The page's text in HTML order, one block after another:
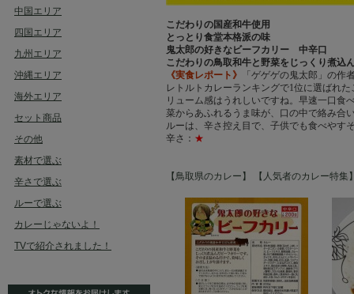
中国エリア
四国エリア
九州エリア
沖縄エリア
海外エリア
セット商品
その他
素材で選ぶ
辛さで選ぶ
ルーで選ぶ
カレーじゃないよ！
TVで紹介されました！
こだわりの国産和牛使用
とっとり食堂本格派の味
鬼太郎の好きなビーフカリー 中辛口
こだわりの鳥取和牛と野菜をじっくり煮込
《実食レポート》
「ゲゲゲの鬼太郎」の
レトルトカレーランキングで1位に選ばれ
リューム感はうれしいですね。早速一口食
菜からあふれるうま味が、口の中で絡み合
ルーは、辛さ控え目で、子供でも食べやす
辛さ： ★
【鳥取県のカレー】 【人気者のカレー特集